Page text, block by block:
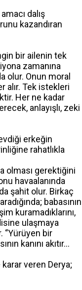
dalış
kazandıran
bir ailenin tek
zamanına
olur. Onun moral
alır. Tek istekleri
Her ne kadar
anlayışlı, zeki
erkeğin
rahatlıkla
olması gerektiğini
havaalanında
şahit olur. Birkaç
babasının
kuramadıklarını,
ulaşmaya
bir
kanını akıtır…
veren Derya;